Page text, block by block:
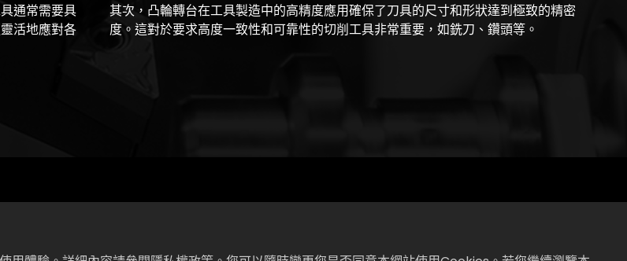
通常需要具
活地應對各
其次，凸輪轉台在工具製造中的高精度應用確保了刀具的尺寸和形狀達到極致的精密
度。這對於要求高度一致性和可靠性的切削工具非常重要，如銑刀、鑽頭等。
品質。